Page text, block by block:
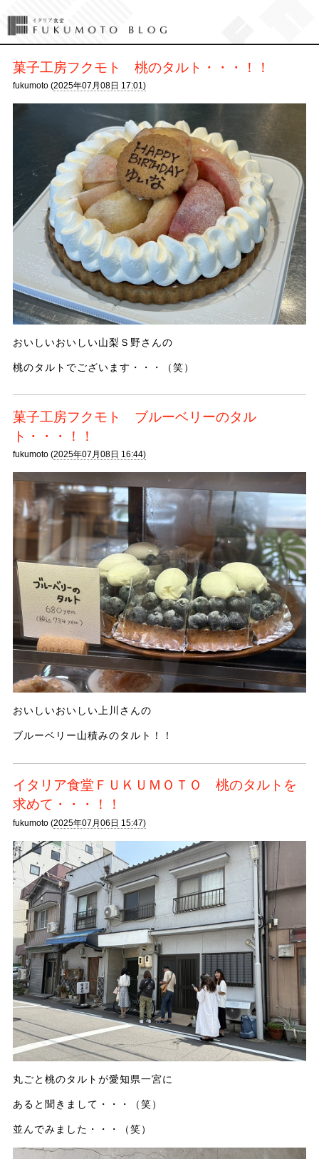
菓子工房フクモト 桃のタルト・・・！！
fukumoto (2025年07月08日 17:01)
おいしいおいしい山梨Ｓ野さんの
桃のタルトでございます・・・（笑）
菓子工房フクモト ブルーベリーのタル
ト・・・！！
fukumoto (2025年07月08日 16:44)
おいしいおいしい上川さんの
ブルーベリー山積みのタルト！！
イタリア食堂ＦＵＫＵＭＯＴＯ 桃のタルトを
求めて・・・！！
fukumoto (2025年07月06日 15:47)
丸ごと桃のタルトが愛知県一宮に
あると聞きまして・・・（笑）
並んでみました・・・（笑）